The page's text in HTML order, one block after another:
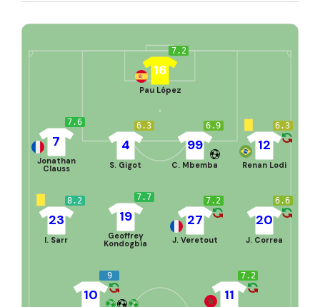
7.2
16
Pau López
6.3
12
Renan Lodi
6.9
99
C. Mbemba
6.3
4
S. Gigot
7.6
7
Jonathan
Clauss
6.6
20
J. Correa
7.2
27
J. Veretout
7.7
19
Geoffrey
Kondogbia
8.2
23
I. Sarr
7.2
11
9
10